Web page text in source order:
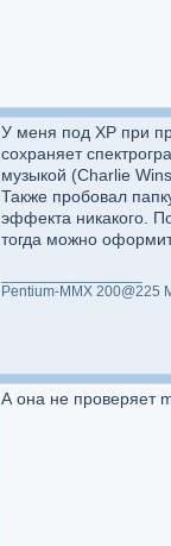
У меня под ХР при
сохраняет
музыкой (Charlie
Также пробовал
эффекта никакого.
тогда можно
Pentium-MMX 200@225
А она не проверяет